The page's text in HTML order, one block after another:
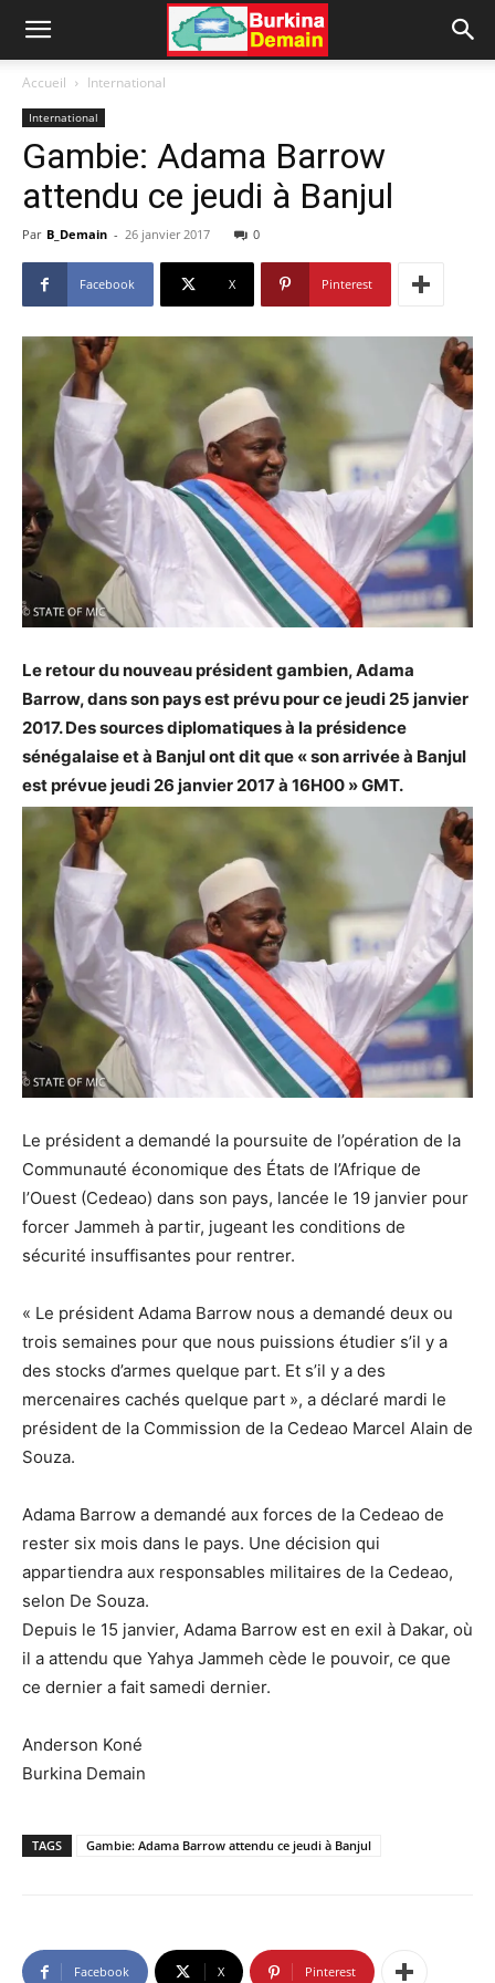
Accueil International
International
Gambie: Adama Barrow
attendu ce jeudi à Banjul
Par B_Demain - 26 janvier 2017 0
Facebook X Pinterest
Le retour du nouveau président gambien, Adama
Barrow, dans son pays est prévu pour ce jeudi 25 janvier
2017. Des sources diplomatiques à la présidence
sénégalaise et à Banjul ont dit que « son arrivée à Banjul
est prévue jeudi 26 janvier 2017 à 16H00 » GMT.
Le président a demandé la poursuite de l’opération de la
Communauté économique des États de l’Afrique de
l’Ouest (Cedeao) dans son pays, lancée le 19 janvier pour
forcer Jammeh à partir, jugeant les conditions de
sécurité insuffisantes pour rentrer.
« Le président Adama Barrow nous a demandé deux ou
trois semaines pour que nous puissions étudier s’il y a
des stocks d’armes quelque part. Et s’il y a des
mercenaires cachés quelque part », a déclaré mardi le
président de la Commission de la Cedeao Marcel Alain de
Souza.
Adama Barrow a demandé aux forces de la Cedeao de
rester six mois dans le pays. Une décision qui
appartiendra aux responsables militaires de la Cedeao,
selon De Souza.
Depuis le 15 janvier, Adama Barrow est en exil à Dakar, où
il a attendu que Yahya Jammeh cède le pouvoir, ce que
ce dernier a fait samedi dernier.
Anderson Koné
Burkina Demain
TAGS Gambie: Adama Barrow attendu ce jeudi à Banjul
Facebook X Pinterest